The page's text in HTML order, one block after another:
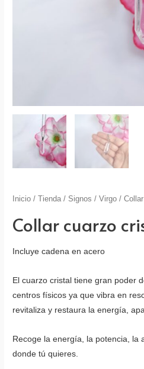
Inicio / Tienda / Signos /Virgo /
Collar cuarzo
Incluye cadena en acero
El cuarzo cristal tiene gran poder
centros físicos ya que vibra en
revitaliza y restaura la energía,
Recoge la energía, la potencia, la
donde tú quieres.